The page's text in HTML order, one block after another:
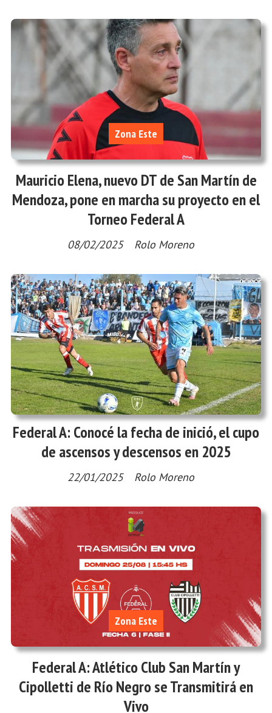
Mauricio Elena, nuevo DT de San Martín de
Mendoza, pone en marcha su proyecto en el
Torneo Federal A
Rolo Moreno
Zona Este
08/02/2025
Federal A: Conocé la fecha de inició, el cupo
de ascensos y descensos en 2025
Rolo Moreno
22/01/2025
Federal A: Atlético Club San Martín y
Cipolletti de Río Negro se Transmitirá en
Vivo
Zona Este